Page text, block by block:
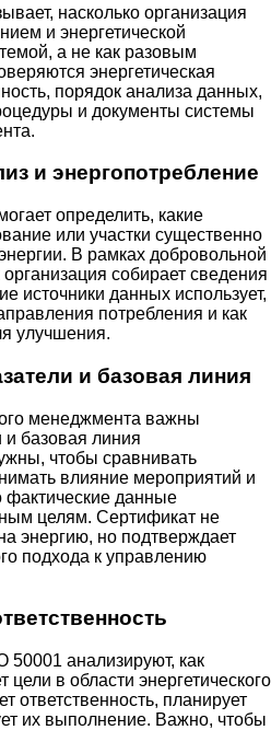
насколько организация
и энергетической
а не как разовым
энергетическая
порядок анализа данных,
и документы системы
и энергопотребление
определить, какие
или участки существенно
В рамках добровольной
собирает сведения
источники данных использует,
потребления и как
улучшения.
и базовая линия
менеджмента важны
и базовая линия
чтобы сравнивать
влияние мероприятий и
фактические данные
целям. Сертификат не
энергию, но подтверждает
подхода к управлению
анализируют, как
цели в области энергетического
ответственность, планирует
их выполнение. Важно, чтобы